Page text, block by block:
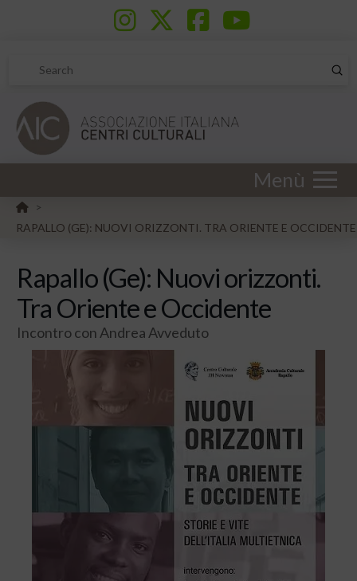
Search
Menù
HOME
>
RAPALLO (GE): NUOVI ORIZZONTI. TRA ORIENTE E OCCIDENTE
Rapallo (Ge): Nuovi orizzonti.
Tra Oriente e Occidente
Incontro con Andrea Avveduto